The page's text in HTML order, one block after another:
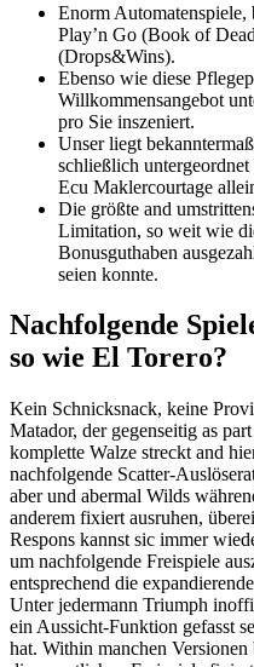
Enorm
Play’n Go (Book of
(Drops&Wins).
Ebenso wie diese
Willkommensangebot
pro Sie inszeniert.
Unser liegt
schließlich
Ecu Maklercourtage
Die größte and
Limitation, so weit wie
Bonusguthaben
seien konnte.
Nachfolgende
so wie El Torero?
Kein Schnicksnack, keine
Matador, der gegenseitig as
komplette Walze streckt and
nachfolgende Scatter-
aber und abermal Wilds
anderem fixiert ausruhen,
Respons kannst sic immer
um nachfolgende Freispiele
entsprechend die
Unter jedermann Triumph
ein Aussicht-Funktion gefasst
hat. Within manchen